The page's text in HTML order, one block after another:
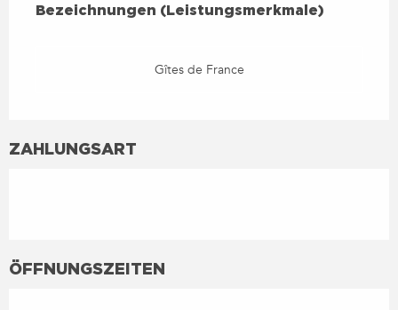
BEZEICHNUNGEN (LEISTUNGSMERKMALE)
Bezeichnungen (Leistungsmerkmale)
Gîtes de France
ZAHLUNGSART
ÖFFNUNGSZEITEN